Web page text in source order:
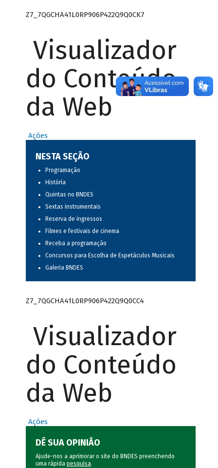
Z7_7QGCHA41L0RP906P422Q9Q0CK7
Visualizador
do Conteúdo
da Web
Ações
NESTA SEÇÃO
Programação
História
Quintas no BNDES
Sextas instrumentais
Reserva de ingressos
Filmes e festivais de cinema
Receba a programação
Concursos para Escolha de Espetáculos Musicais
Galeria BNDES
Z7_7QGCHA41L0RP906P422Q9Q0CC4
Visualizador
do Conteúdo
da Web
Ações
DÊ SUA OPINIÃO
Ajude-nos a aprimorar o site do BNDES preenchendo
uma rápida pesquisa.